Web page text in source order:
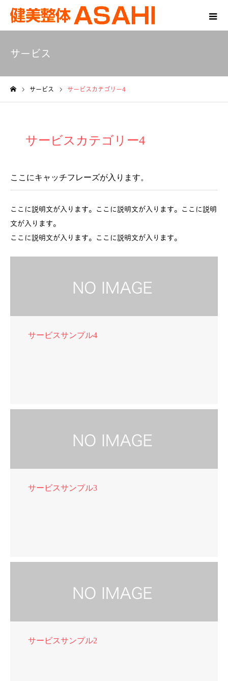
サービス
サービス サービスカテゴリー4
サービスカテゴリー4
ここにキャッチフレーズが入ります。
ここに説明文が入ります。ここに説明文が入ります。ここに説明
文が入ります。
ここに説明文が入ります。ここに説明文が入ります。
サービスサンプル4
サービスサンプル3
サービスサンプル2